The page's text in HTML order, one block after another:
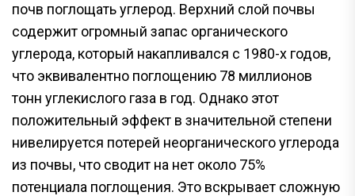
почв поглощать углерод. Верхний слой почвы
содержит огромный запас органического
углерода, который накапливался с 1980-х годов,
что эквивалентно поглощению 78 миллионов
тонн углекислого газа в год. Однако этот
положительный эффект в значительной степени
нивелируется потерей неорганического углерода
из почвы, что сводит на нет около 75%
потенциала поглощения. Это вскрывает сложную